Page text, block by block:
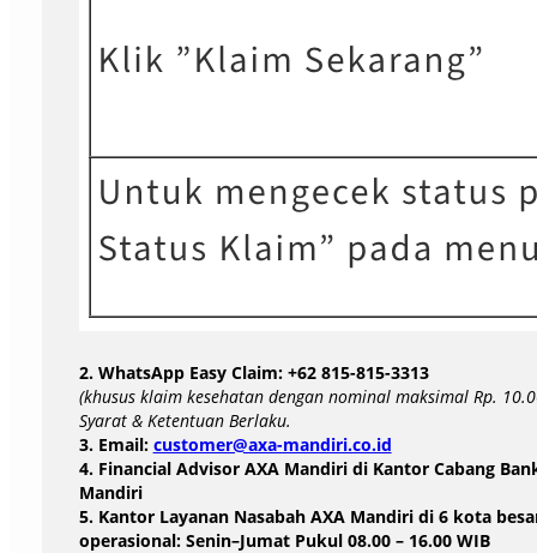
2. WhatsApp Easy Claim: +62 815-815-3313
(khusus klaim kesehatan dengan nominal maksimal Rp.
Syarat & Ketentuan Berlaku.
3. Email: customer@axa-mandiri.co.id
4. Financial Advisor AXA Mandiri di Kantor Cabang
Mandiri
5. Kantor Layanan Nasabah AXA Mandiri di 6 kota
operasional: Senin–Jumat Pukul 08.00 – 16.00 WIB